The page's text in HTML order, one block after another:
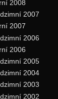
2008
2007
2007
2006
2006
2005
2004
2003
2002